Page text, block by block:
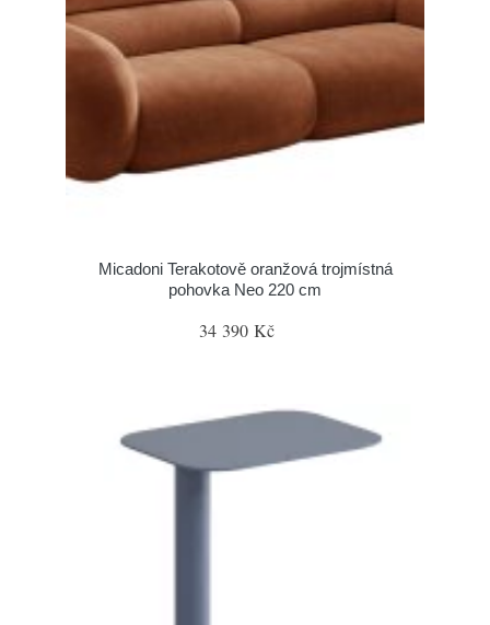
Micadoni Terakotově oranžová trojmístná
pohovka Neo 220 cm
34 390 Kč